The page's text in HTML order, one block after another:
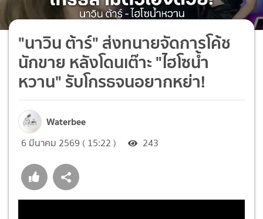
"นาวิน ต้าร์" ส่งทนายจัดการโค้ช
นักขาย หลังโดนเต๊าะ "ไฮโซน้ำ
หวาน" รับโกรธจนอยากหย่า!
Waterbee
6 มีนาคม 2569 ( 15:22 ) 243